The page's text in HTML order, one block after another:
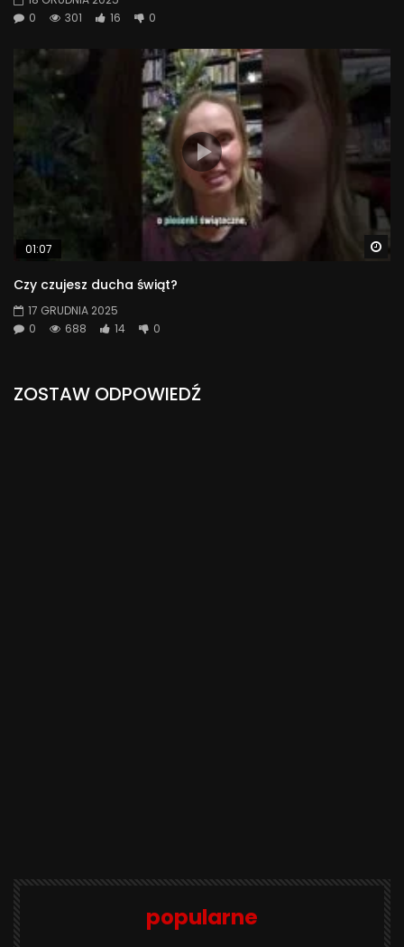
0
301 16 0
01:07
Czy czujesz ducha świąt?
17 GRUDNIA 2025
0
688 14 0
ZOSTAW ODPOWIEDŹ
popularne